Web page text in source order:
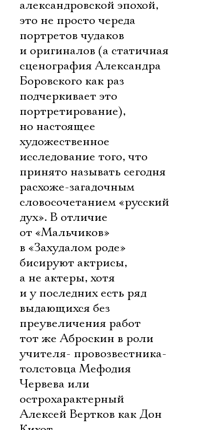
александровской эпохой, 
это не просто череда
портретов чудаков
и оригиналов (а статичная
сценография Александра
Боровского как раз
подчеркивает это
портретирование),
но настоящее
художественное
исследование того, что
принято называть сегодня
расхоже-загадочным
словосочетанием «русский
дух». В отличие
от «Мальчиков»
в «Захудалом роде»
бисируют актрисы,
а не актеры, хотя
и у последних есть ряд
выдающихся без
преувеличения работ 
тот же Аброскин в роли
учителя- провозвестника-
толстовца Мефодия
Червева или
острохарактерный
Алексей Вертков как Дон